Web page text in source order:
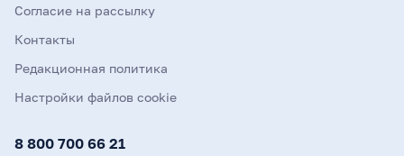
Согласие на рассылку
Контакты
Редакционная политика
Настройки файлов cookie
8 800 700 66 21